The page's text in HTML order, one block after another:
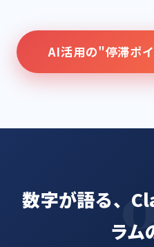
AI活用の"停滞ポ
数字が語る、
ラム